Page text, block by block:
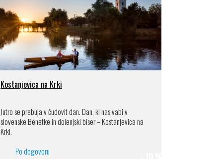
Kostanjevica na Krki
Jutro se prebuja v čudovit dan. Dan, ki nas vabi v
slovenske Benetke in dolenjski biser – Kostanjevica na
Krki.
Po dogovoru